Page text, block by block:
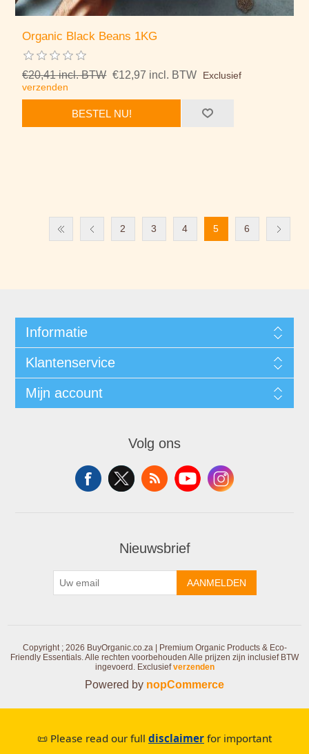
Organic Black Beans 1KG
€20,41 incl. BTW €12,97 incl. BTW
Exclusief
verzenden
BESTEL NU!
2 3 4 5 6
Informatie
Klantenservice
Mijn account
Volg ons
Nieuwsbrief
AANMELDEN
Copyright ; 2026 BuyOrganic.co.za | Premium Organic Products & Eco-
Friendly Essentials. Alle rechten voorbehouden Alle prijzen zijn inclusief BTW
ingevoerd. Exclusiefverzenden
Powered by nopCommerce
📜 Please read our full disclaimer for important